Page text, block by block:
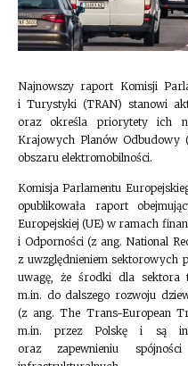
Najnowszy raport Komisji
i Turystyki (TRAN) stanowi
oraz określa priorytety ich
Krajowych Planów Odbudowy
obszaru elektromobilności.
Komisja Parlamentu
opublikowała raport
Europejskiej (UE) w ramach
i Odporności (z ang. National
z uwzględnieniem sektorowych
uwagę, że środki dla sektora
m.in. do dalszego rozwoju
(z ang. The Trans-European
m.in. przez Polskę i są
oraz zapewnieniu